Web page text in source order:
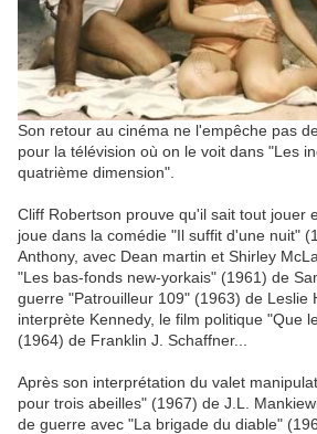
Son retour au cinéma ne l'empêche pas
pour la télévision où on le voit dans "Les
quatrième dimension".
Cliff Robertson prouve qu'il sait tout jouer
joue dans la comédie "Il suffit d'une nuit"
Anthony, avec Dean martin et Shirley
"Les bas-fonds new-yorkais" (1961) de
guerre "Patrouilleur 109" (1963) de Leslie
interprète Kennedy, le film politique "Que
(1964) de Franklin J. Schaffner...
Après son interprétation du valet
pour trois abeilles" (1967) de J.L.
de guerre avec "La brigade du diable"